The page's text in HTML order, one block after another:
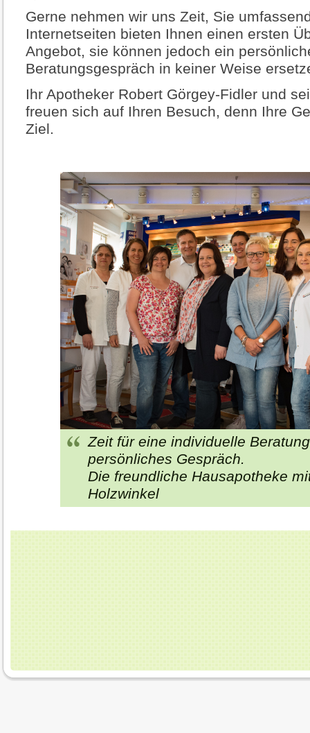
Gerne nehmen wir uns Zeit, Sie
Internetseiten bieten Ihnen einen ersten
Angebot, sie können jedoch ein
Beratungsgespräch in keiner Weise
Ihr Apotheker Robert Görgey-Fidler und
freuen sich auf Ihren Besuch, denn Ihre
Ziel.
Zeit für eine individuelle
persönliches Gespräch.
Die freundliche Hausapotheke
Holzwinkel